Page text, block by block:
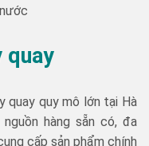
quay
quay quy mô lớn tại Hà
hàng sẵn có, đa
cấp sản phẩm chính